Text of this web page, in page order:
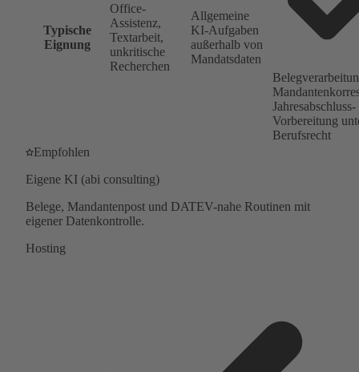
Typische
Eignung
Office-
Assistenz,
Textarbeit,
unkritische
Recherchen
Allgemeine
KI-Aufgaben
außerhalb von
Mandatsdaten
Jahresabschluss-
Vorbereitung
Berufsrecht
Empfohlen
Eigene KI (abi consulting)
Belege, Mandantenpost und DATEV-nahe Routinen mit
eigener Datenkontrolle.
Hosting